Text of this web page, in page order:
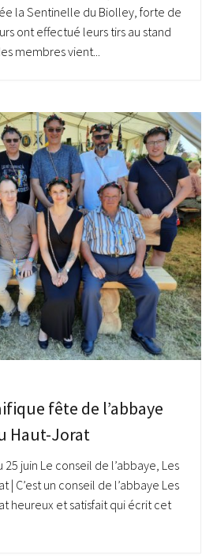
la Sentinelle du Biolley, forte de
ont effectué leurs tirs au stand
membres vient...
fête de l’abbaye
Haut-Jorat
25 juin Le conseil de l’abbaye, Les
| C’est un conseil de l’abbaye Les
heureux et satisfait qui écrit cet